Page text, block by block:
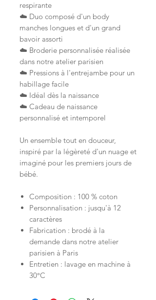
respirante
☁️ Duo composé d'un body
manches longues et d'un grand
bavoir assorti
☁️ Broderie personnalisée réalisée
dans notre atelier parisien
☁️ Pressions à l'entrejambe pour un
habillage facile
☁️ Idéal dès la naissance
☁️ Cadeau de naissance
personnalisé et intemporel
Un ensemble tout en douceur,
inspiré par la légèreté d'un nuage et
imaginé pour les premiers jours de
bébé.
Composition : 100 % coton
Personnalisation : jusqu'à 12
caractères
Fabrication : brodé à la
demande dans notre atelier
parisien à Paris
Entretien : lavage en machine à
30°C